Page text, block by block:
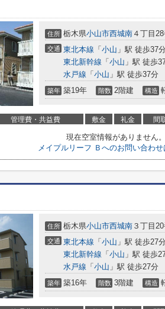
住所 栃木県小山市西城南 ４丁目
交通 東北本線 「 小山 」駅 徒歩37分
東北新幹線 「 小山 」駅 徒歩
水戸線 「 小山 」駅 徒歩37分
築年 築19年 階数 2階建 構造
管理費・共益費 敷金 礼金 間
現在空室情報がありません。
メイプルリーフ Ｂへのお問い合わせ
住所 栃木県小山市西城南 ３丁目
交通 東北本線 「 小山 」駅 徒歩27分
東北新幹線 「 小山 」駅 徒歩
水戸線 「 小山 」駅 徒歩27分
築年 築16年 階数 3階建 構造